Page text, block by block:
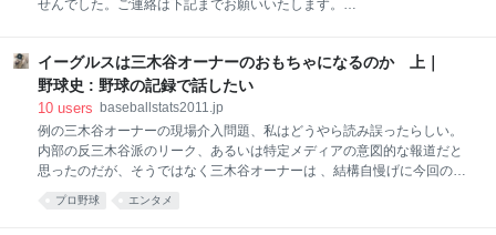
がらない」試合の指揮を執っている。 阪神が3位にな
った場合、10月10日から巨人とのCSファーストシリ
ーズを東京ドームで戦う。 阪神は、このシリーズも
「死に体」の指導陣で戦おうとしている。 ファンは阪
神が逆境から底力
せんでした。ご連絡は下記までお願いいたします。
年1月に、SportsNaviで「MLBをだらだら愛す」とい
うブログを開設、12月には「野球の記録で話したい」
を開設。多くの皆様にご愛読いただきました。2011年
11月、livedoorに引っ越し。基本的な考え方は変わり
ません。MLB、NPBの記録を中心に、野球界のことを
あれこれ考えていきたいと思います。多くの皆様に読
と尊敬の念を持っていただける方のサイトにしたいと
イーグルスは三木谷オーナーのおもちゃになるのか 上｜
野球史 : 野球の記録で話したい
10 users baseballstats2011.jp
例の三木谷オーナーの現場介入問題、私はどうやら読み誤ったらしい。
内部の反三木谷派のリーク、あるいは特定メディアの意図的な報道だと
思ったのだが、そうではなく三木谷オーナーは 、結構自慢げに今回の事
態を自ら説明したようだ。 【楽天】三木谷オーナー、独占インタビュ
ー！現場介入は一体化の象徴 三木谷オーナーはこういうことを言ってい
プロ野球 エンタメ